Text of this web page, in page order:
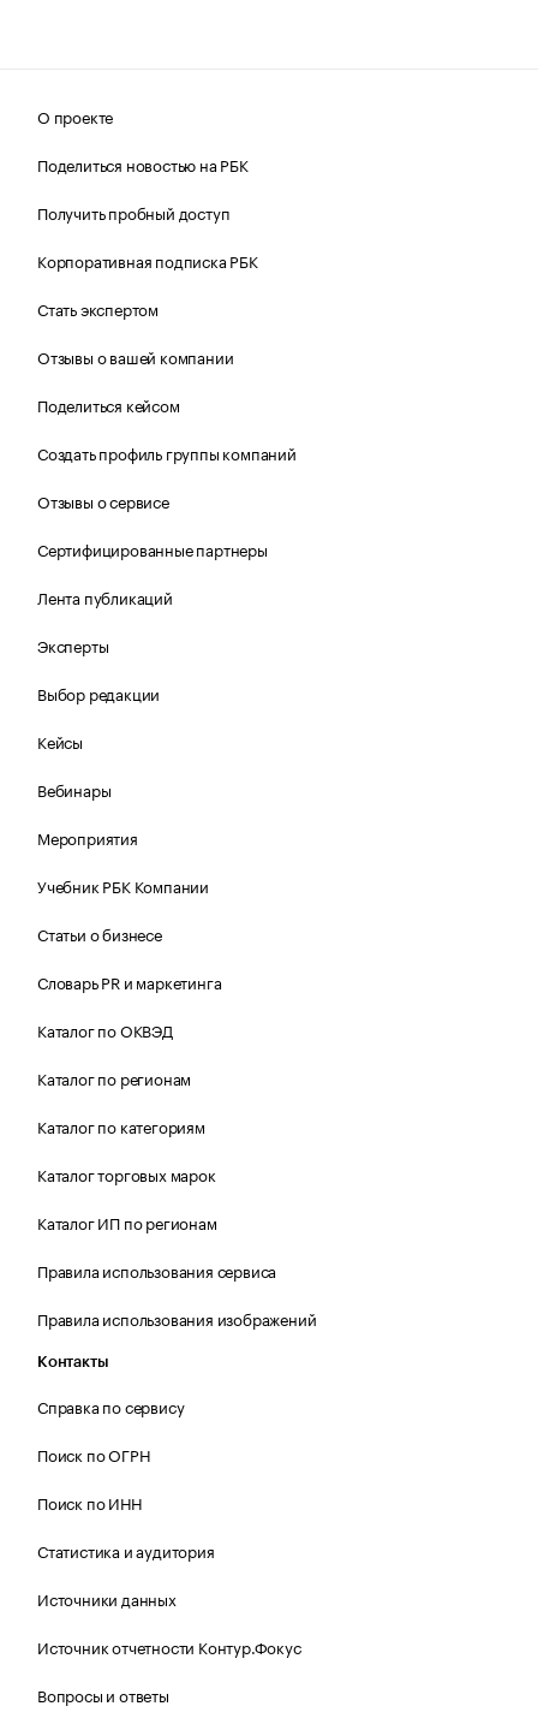
О проекте
Поделиться новостью на РБК
Получить пробный доступ
Корпоративная подписка РБК
Стать экспертом
Отзывы о вашей компании
Поделиться кейсом
Создать профиль группы компаний
Отзывы о сервисе
Сертифицированные партнеры
Лента публикаций
Эксперты
Выбор редакции
Кейсы
Вебинары
Мероприятия
Учебник РБК Компании
Статьи о бизнесе
Словарь PR и маркетинга
Каталог по ОКВЭД
Каталог по регионам
Каталог по категориям
Каталог торговых марок
Каталог ИП по регионам
Правила использования сервиса
Правила использования изображений
Контакты
Справка по сервису
Поиск по ОГРН
Поиск по ИНН
Статистика и аудитория
Источники данных
Источник отчетности Контур.Фокус
Вопросы и ответы